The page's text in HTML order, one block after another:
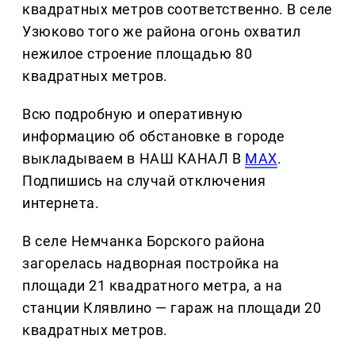
квадратных метров соответственно. В селе
Узюково того же района огонь охватил
нежилое строение площадью 80
квадратных метров.
Всю подробную и оперативную
информацию об обстановке в городе
выкладываем в НАШ КАНАЛ В MAX.
Подпишись на случай отключения
интернета.
В селе Немчанка Борского района
загорелась надворная постройка на
площади 21 квадратного метра, а на
станции Клявлино — гараж на площади 20
квадратных метров.